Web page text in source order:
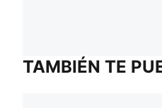
TAMBIÉN TE